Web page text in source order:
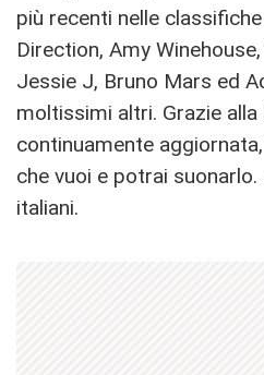
più recenti nelle
Direction, Amy
Jessie J, Bruno Mars ed
moltissimi altri. Grazie
continuamente
che vuoi e potrai
italiani.